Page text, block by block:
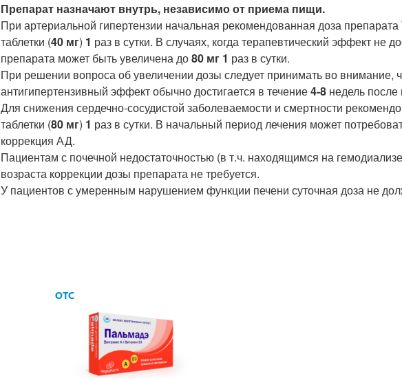
Препарат назначают внутрь, независимо от приема пищи.
При артериальной гипертензии начальная рекомендованная доза препарата
таблетки (40 мг) 1 раз в сутки. В случаях, когда терапевтический эффект не
препарата может быть увеличена до80 мг 1 раз в сутки.
При решении вопроса об увеличении дозы следует принимать во внимание,
антигипертензивный эффект обычно достигается в течение4-8 недель
Для снижения сердечно-сосудистой заболеваемости и смертности
таблетки (80 мг) 1 раз в сутки. В начальный период лечения может
коррекция АД.
Пациентам с почечной недостаточностью (в т.ч. находящимся на
возраста коррекции дозы препарата не требуется.
У пациентов с умеренным нарушением функции печени суточная доза не
OTC